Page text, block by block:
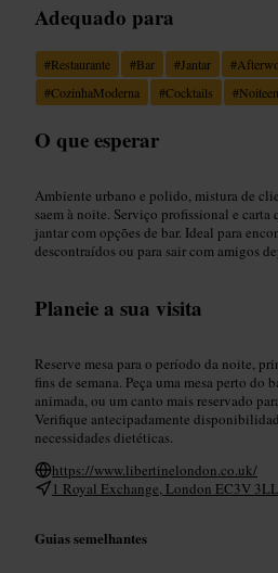
Adequado para
#Restaurante #Bar #Jantar #
#CozinhaModerna #Cocktails #
O que esperar
Ambiente urbano e polido, mistura de
saem à noite. Serviço profissional e carta
jantar com opções de bar. Ideal para
descontraídos ou para sair com amigos
Planeie a sua visita
Reserve mesa para o período da noite,
fins de semana. Peça uma mesa perto do
animada, ou um canto mais reservado
Verifique antecipadamente
necessidades dietéticas.
https://www.libertinelondon.co.uk/
1 Royal Exchange, London EC3V
Guias semelhantes